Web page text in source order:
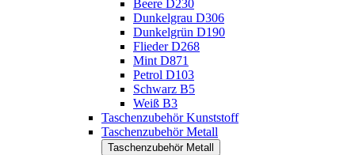
Beere D230
Dunkelgrau D306
Dunkelgrün D190
Flieder D268
Mint D871
Petrol D103
Schwarz B5
Weiß B3
Taschenzubehör Kunststoff
Taschenzubehör Metall
Taschenzubehör Metall